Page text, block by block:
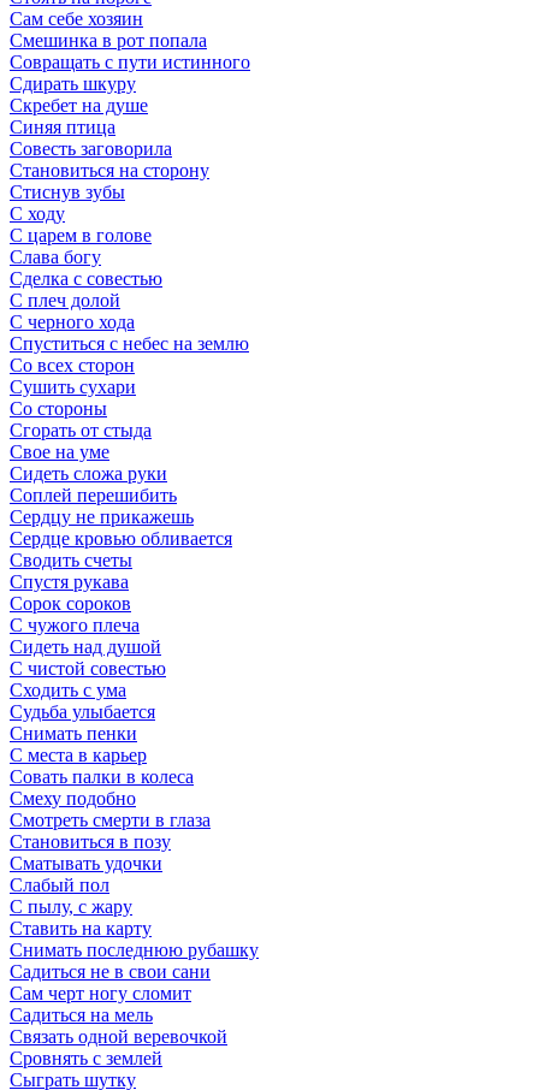
Сам себе хозяин
Смешинка в рот попала
Совращать с пути истинного
Сдирать шкуру
Скребет на душе
Синяя птица
Совесть заговорила
Становиться на сторону
Стиснув зубы
С ходу
С царем в голове
Слава богу
Сделка с совестью
С плеч долой
С черного хода
Спуститься с небес на землю
Со всех сторон
Сушить сухари
Со стороны
Сгорать от стыда
Свое на уме
Сидеть сложа руки
Соплей перешибить
Сердцу не прикажешь
Сердце кровью обливается
Сводить счеты
Спустя рукава
Сорок сороков
С чужого плеча
Сидеть над душой
С чистой совестью
Сходить с ума
Судьба улыбается
Снимать пенки
С места в карьер
Совать палки в колеса
Смеху подобно
Смотреть смерти в глаза
Становиться в позу
Сматывать удочки
Слабый пол
С пылу, с жару
Ставить на карту
Снимать последнюю рубашку
Садиться не в свои сани
Сам черт ногу сломит
Садиться на мель
Связать одной веревочкой
Сровнять с землей
Сыграть шутку